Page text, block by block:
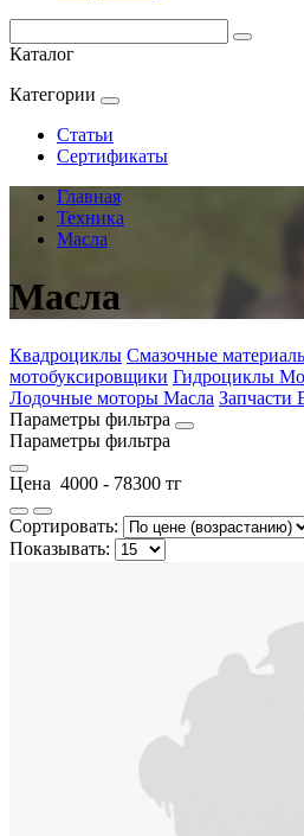
Каталог
Категории
Статьи
Сертификаты
Главная
Техника
Масла
Масла
Квадроциклы Смазочные
мотобуксировщики Гидроциклы
Лодочные моторы Масла Запчасти
Параметры фильтра
Параметры фильтра
Цена 4000 - 78300 тг
Сортировать:
Показывать: